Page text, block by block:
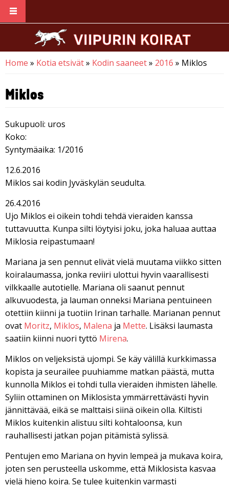
Skip to main content
You are here
Home » Kotia etsivät» Kodin saaneet» 2016 » Miklos
Miklos
Sukupuoli: uros
Koko:
Syntymäaika: 1/2016
12.6.2016
Miklos sai kodin Jyväskylän seudulta.
26.4.2016
Ujo Miklos ei oikein tohdi tehdä vieraiden kanssa
tuttavuutta. Kunpa silti löytyisi joku, joka haluaa auttaa
Miklosia reipastumaan!
Mariana ja sen pennut elivät vielä muutama viikko sitten
koiralaumassa, jonka reviiri ulottui hyvin vaarallisesti
vilkkaalle autotielle. Mariana oli saanut pennut
alkuvuodesta, ja lauman onneksi Mariana pentuineen
otettiin kiinni ja tuotiin Irinan tarhalle. Marianan pennut
ovat Moritz, Miklos, Malena ja Mette. Lisäksi laumasta
saatiin kiinni nuori tyttö Mirena.
Miklos on veljeksistä ujompi. Se käy välillä kurkkimassa
kopista ja seurailee puuhiamme matkan päästä, mutta
kunnolla Miklos ei tohdi tulla vieraiden ihmisten lähelle.
Syliin ottaminen on Miklosista ymmärrettävästi hyvin
jännittävää, eikä se malttaisi siinä oikein olla. Kiltisti
Miklos kuitenkin alistuu silti kohtaloonsa, kun
rauhallisesti jatkan pojan pitämistä sylissä.
Pentujen emo Mariana on hyvin lempeä ja mukava koira,
joten sen perusteella uskomme, että Miklosista kasvaa
vielä hieno koira. Se tulee kuitenkin varmasti